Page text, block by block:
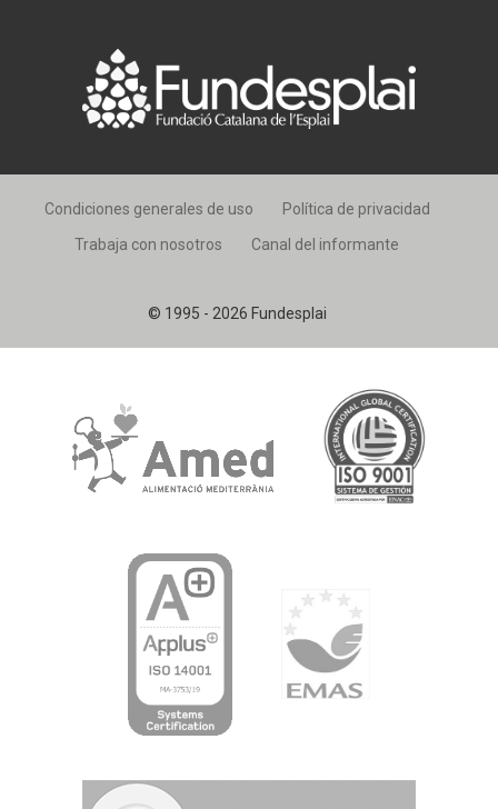
© 1995 - 2026 Fundesplai
Condiciones generales de uso
Política de privacidad
Trabaja con nosotros
Canal del informante